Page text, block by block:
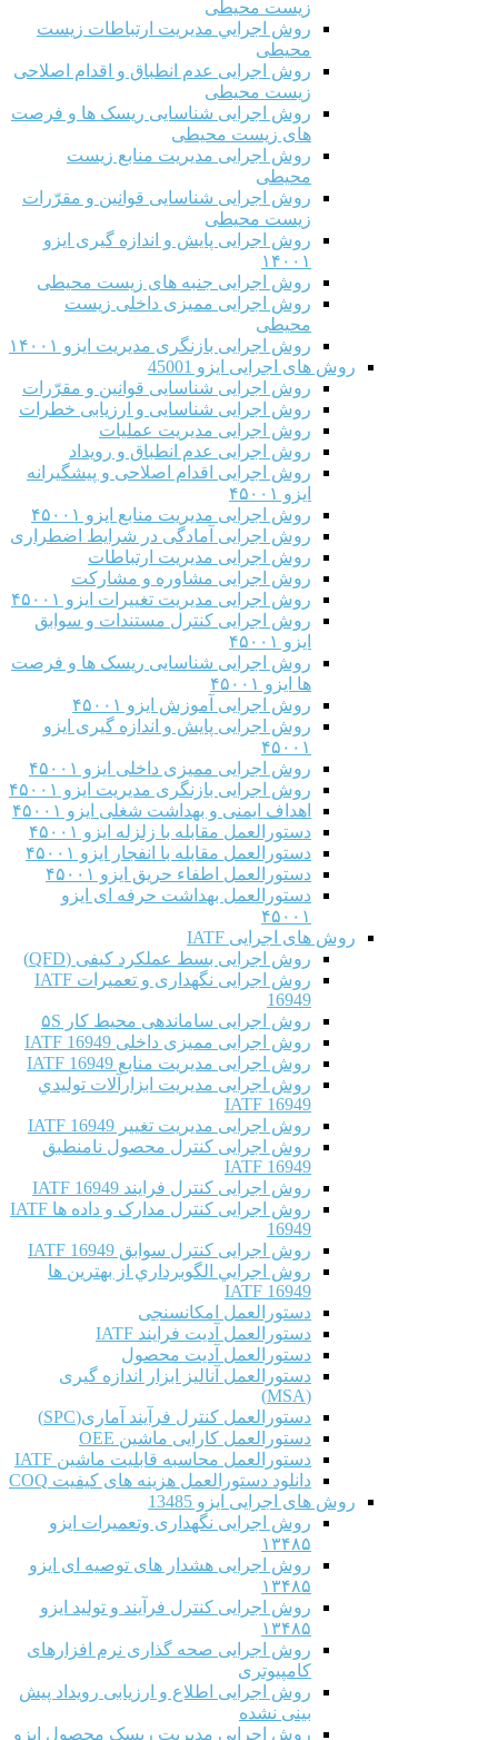
زیست محیطی
روش اجرايي مدیریت ارتباطات زیست
محیطی
روش اجرایی عدم انطباق و اقدام اصلاحی
زیست محیطی
روش اجرایی شناسایی ریسک ها و فرصت
های زیست محیطی
روش اجرایی مدیریت منابع زیست
محیطی
روش اجرایی شناسایی قوانین و مقرّرات
زیست محیطی
روش اجرایی پایش و اندازه گیری ایزو
۱۴۰۰۱
روش اجرایی جنبه های زیست محیطی
روش اجرایی ممیزی داخلی زیست
محیطی
روش اجرایی بازنگری مدیریت ایزو ۱۴۰۰۱
روش های اجرایی ایزو 45001
روش اجرایی شناسایی قوانین و مقرّرات
روش اجرایی شناسایی و ارزیابی خطرات
روش اجرایی مدیریت عملیات
روش اجرایی عدم انطباق و رویداد
روش اجرایی اقدام اصلاحی و پیشگیرانه
ایزو ۴۵۰۰۱
روش اجرایی مدیریت منابع ایزو ۴۵۰۰۱
روش اجرایی آمادگی در شرایط اضطراری
روش اجرایی مدیریت ارتباطات
روش اجرایی مشاوره و مشارکت
روش اجرایی مدیریت تغییرات ایزو ۴۵۰۰۱
روش اجرایی کنترل مستندات و سوابق
ایزو ۴۵۰۰۱
روش اجرایی شناسایی ریسک ها و فرصت
ها ایزو ۴۵۰۰۱
روش اجرایی آموزش ایزو ۴۵۰۰۱
روش اجرایی پایش و اندازه گیری ایزو
۴۵۰۰۱
روش اجرایی ممیزی داخلی ایزو ۴۵۰۰۱
روش اجرایی بازنگری مدیریت ایزو ۴۵۰۰۱
اهداف ایمنی و بهداشت شغلی ایزو ۴۵۰۰۱
دستورالعمل مقابله با زلزله ایزو ۴۵۰۰۱
دستورالعمل مقابله با انفجار ایزو ۴۵۰۰۱
دستورالعمل اطفاء حریق ایزو ۴۵۰۰۱
دستورالعمل بهداشت حرفه ای ایزو
۴۵۰۰۱
روش های اجرایی IATF
روش اجرایی بسط عملکرد کیفی (QFD)
روش اجرایی نگهداری و تعمیرات IATF
16949
روش اجرایی ساماندهی محیط کار ۵S
روش اجرایی ممیزی داخلی IATF 16949
روش اجرایی مدیریت منابع IATF 16949
روش اجرایی مديريت ابزارآلات توليدي
IATF 16949
روش اجرایی مدیریت تغییر IATF 16949
روش اجرایی کنترل محصول نامنطبق
IATF 16949
روش اجرایی کنترل فرایند IATF 16949
روش اجرایی کنترل مدارک و داده ها IATF
16949
روش اجرایی کنترل سوابق IATF 16949
روش اجرايي الگوبرداري از بهترين ها
IATF 16949
دستورالعمل امکانسنجی
دستورالعمل آدیت فرایند IATF
دستورالعمل آدیت محصول
دستورالعمل آنالیز ابزار اندازه گیری
(MSA)
دستورالعمل کنترل فرآیند آماری(SPC)
دستورالعمل کارایی ماشین OEE
دستورالعمل محاسبه قابلیت ماشین IATF
دانلود دستورالعمل هزینه های کیفیت COQ
روش های اجرایی ایزو 13485
روش اجرایی نگهداری وتعمیرات ایزو
۱۳۴۸۵
روش اجرایی هشدار های توصیه ای ایزو
۱۳۴۸۵
روش اجرایی کنترل فرآیند و تولید ایزو
۱۳۴۸۵
روش اجرایی صحه گذاری نرم افزارهای
کامپیوتری
روش اجرایی اطلاع و ارزیابی رویداد پیش
بینی نشده
روش اجرایی مدیریت ریسک محصول ایزو